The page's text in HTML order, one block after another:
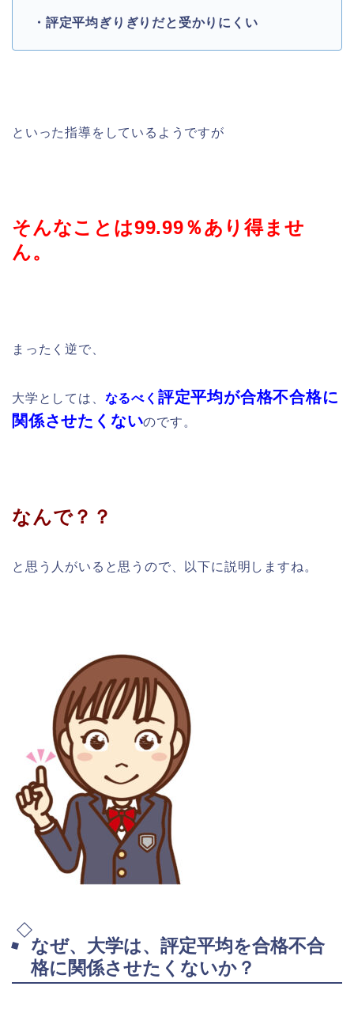
・評定平均ぎりぎりだと受かりにくい
といった指導をしているようですが
そんなことは99.99％あり得ませ
ん。
まったく逆で、
大学としては、 なるべく 評定平均が合格不合格に
関係させたくないのです。
なんで？？
と思う人がいると思うので、以下に説明しますね。
なぜ、大学は、評定平均を合格不合
格に関係させたくないか？